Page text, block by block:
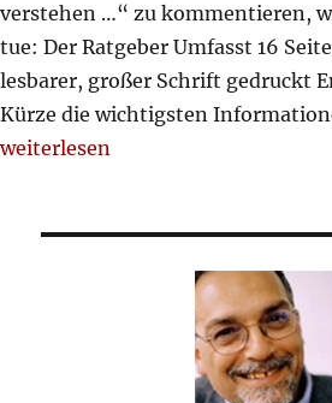
verstehen …“ zu kommentieren,
tue: Der Ratgeber Umfasst 16
lesbarer, großer Schrift gedruckt
Kürze die wichtigsten
„„Die Alzheimer Krankheit
weiterlesen